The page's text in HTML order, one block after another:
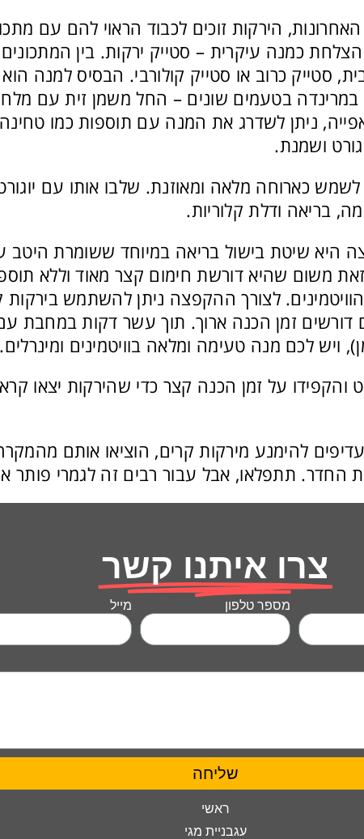
הירקות זוכים לכבוד הראוי להם עם
כמנה עיקרית – סטייק ירקות. בין המתכונים
סטייק כרוב או סטייק קולורבי. הבסיס למנה
בטעמים שונים – החל משמן זית עם מלח
ניתן לשדרג את המנה עם תוספות כמו
ושמנת.
לשמש כארוחה מלאה ומאוזנת. שלבו אותו עם יוגורט
בריאה ודלת קלוריות.
היא שיטת בישול בריאה במיוחד ששומרת היטב
משום שהיא דורשת חימום קצר מאוד וללא
לצורך ההקפצה ניתן להשתמש בירקות
דורשים זמן הכנה ארוך. תוך עשר דקות במחבת
ויש לכם מנה טעימה ומלאה בוויטמינים ומינרלים.
על זמן הכנה קצר כדי שהירקות יצאו
להימנע מירקות קרים, הוציאו אותם
החדר. תתפלאו, אבל עבור רבים זה לגמרי פותר
צרו איתנו קשר
מספר טלפון מייל
שליחה
ראשי
עגבניית מגי